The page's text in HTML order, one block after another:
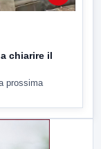
chiarire il
prossima